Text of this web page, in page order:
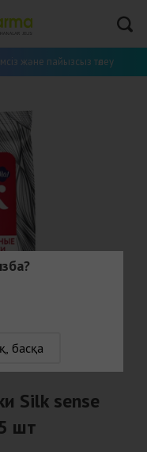
және пайызсыз төлеу
Silk sense
шт
басқа